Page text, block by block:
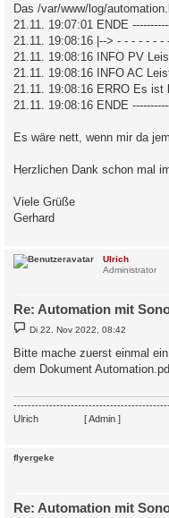
Das /var/www/log/
21.11. 19:07:01 ENDE
21.11. 19:08:16 |--> - - - - - -
21.11. 19:08:16 INFO PV
21.11. 19:08:16 INFO AC
21.11. 19:08:16 ERRO Es
21.11. 19:08:16 ENDE
Es wäre nett, wenn mir da
Herzlichen Dank schon mal
Viele Grüße
Gerhard
Ulrich
Administrator
Re: Automation mit
B
e
t
r
Di 22. Nov 2022, 08:42
Bitte mache zuerst einmal
dem Dokument
Ulrich
[ Admin ]
flyergeke
Re: Automation mit